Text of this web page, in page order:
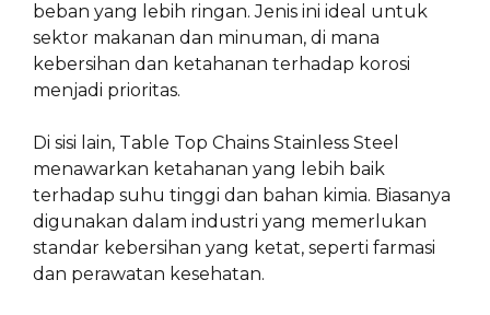
beban yang lebih ringan. Jenis ini ideal untuk
sektor makanan dan minuman, di mana
kebersihan dan ketahanan terhadap korosi
menjadi prioritas.
Di sisi lain, Table Top Chains Stainless Steel
menawarkan ketahanan yang lebih baik
terhadap suhu tinggi dan bahan kimia. Biasanya
digunakan dalam industri yang memerlukan
standar kebersihan yang ketat, seperti farmasi
dan perawatan kesehatan.